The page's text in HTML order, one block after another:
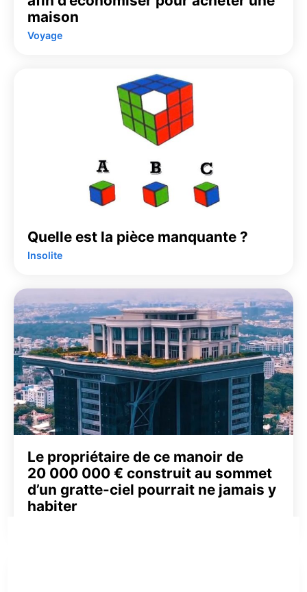
maison
Voyage
Quelle est la pièce manquante ?
Insolite
Le propriétaire de ce manoir de
20 000 000 € construit au sommet
d’un gratte-ciel pourrait ne jamais y
habiter